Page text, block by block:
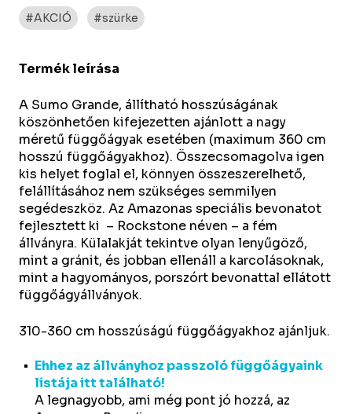
#AKCIÓ #szürke
Termék leírása
A Sumo Grande, állítható hosszúságának
köszönhetően kifejezetten ajánlott a nagy
méretű függőágyak esetében (maximum 360 cm
hosszú függőágyakhoz). Összecsomagolva igen
kis helyet foglal el, könnyen összeszerelhető,
felállításához nem szükséges semmilyen
segédeszköz. Az Amazonas speciális bevonatot
fejlesztett ki – Rockstone néven – a fém
állványra. Külalakját tekintve olyan lenyűgöző,
mint a gránit, és jobban ellenáll a karcolásoknak,
mint a hagyományos, porszórt bevonattal ellátott
függőágyállványok.
310-360 cm hosszúságú függőágyakhoz ajánljuk.
Ehhez az állványhoz passzoló függőágyaink
listája itt található!
A legnagyobb, ami még pont jó hozzá, az